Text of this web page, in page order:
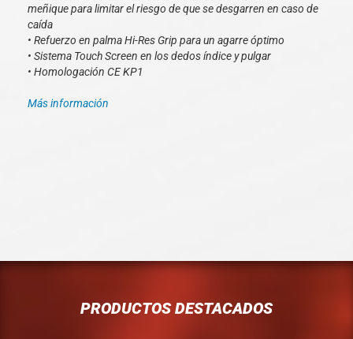
meñique para limitar el riesgo de que se desgarren en caso de
caída
• Refuerzo en palma Hi-Res Grip para un agarre óptimo
• Sistema Touch Screen en los dedos índice y pulgar
• Homologación CE KP1
Más información
PRODUCTOS DESTACADOS